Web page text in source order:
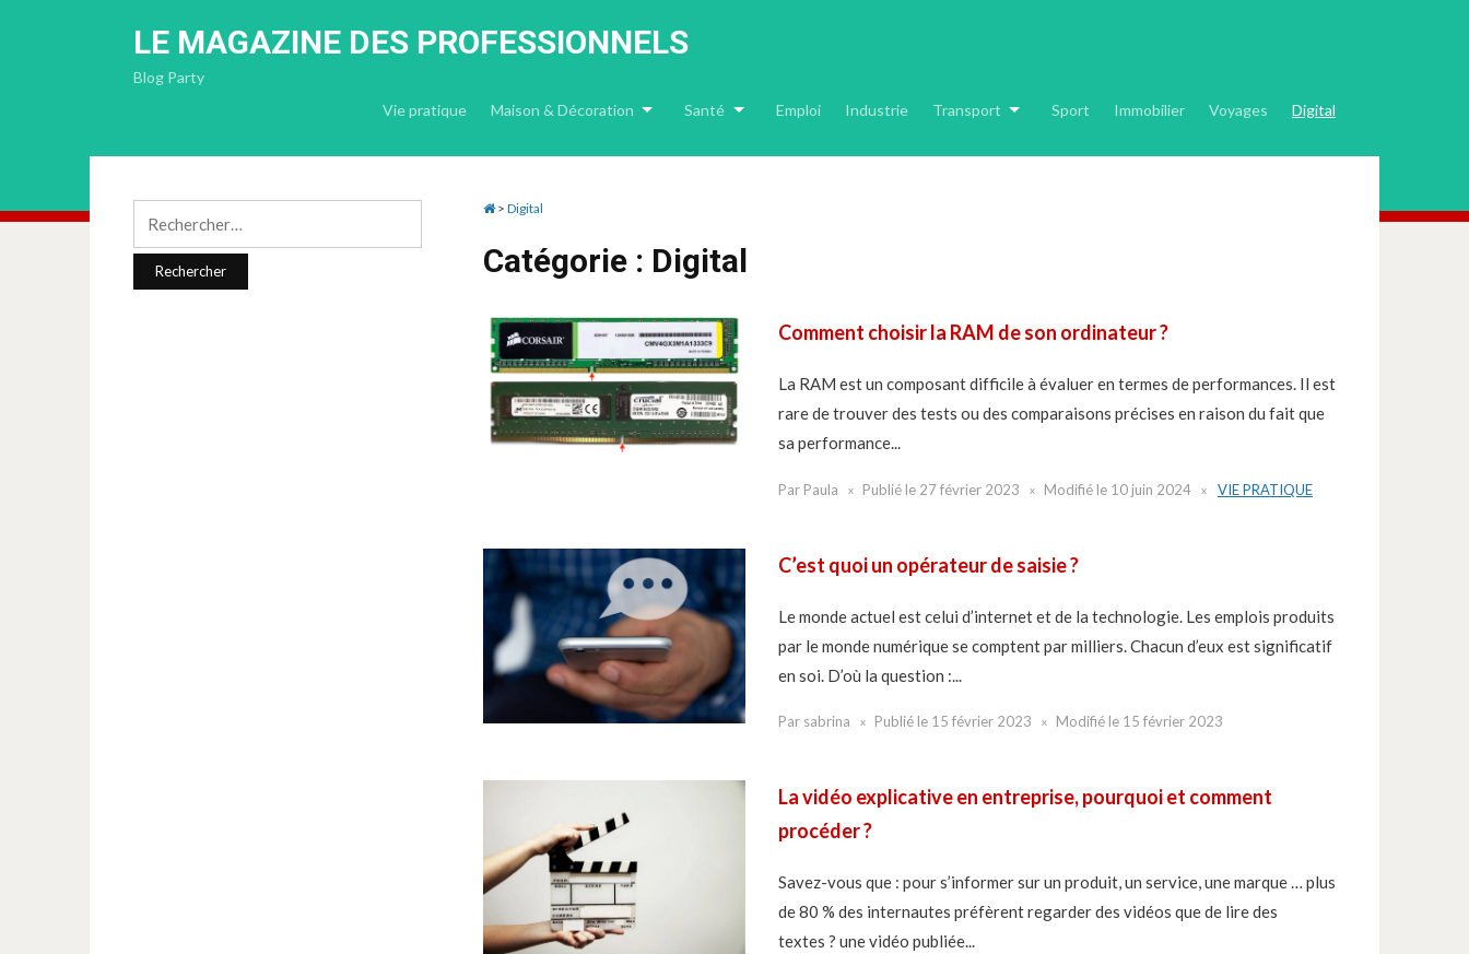
LE MAGAZINE DES PROFESSIONNELS
Blog Party
Vie pratique
Maison & Décoration Santé Emploi Industrie Transport Sport Immobilier Voyages Digital
> Digital
Catégorie : Digital
Comment choisir la RAM de son ordinateur ?
La RAM est un composant difficile à évaluer en termes de performances. Il est
rare de trouver des tests ou des comparaisons précises en raison du fait que
sa performance...
Par Paula Publié le 27 février 2023 Modifié le 10 juin 2024 VIE PRATIQUE
C’est quoi un opérateur de saisie ?
Le monde actuel est celui d’internet et de la technologie. Les emplois produits
par le monde numérique se comptent par milliers. Chacun d’eux est significatif
en soi. D’où la question :...
Par sabrina Publié le 15 février 2023 Modifié le 15 février 2023
La vidéo explicative en entreprise, pourquoi et comment
procéder ?
Savez-vous que : pour s’informer sur un produit, un service, une marque … plus
de 80 % des internautes préfèrent regarder des vidéos que de lire des
textes ? une vidéo publiée...